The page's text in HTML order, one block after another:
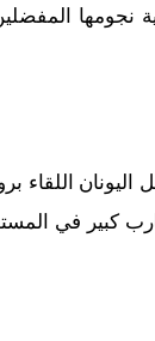
نجومها
اليونان اللقاء
كبير في